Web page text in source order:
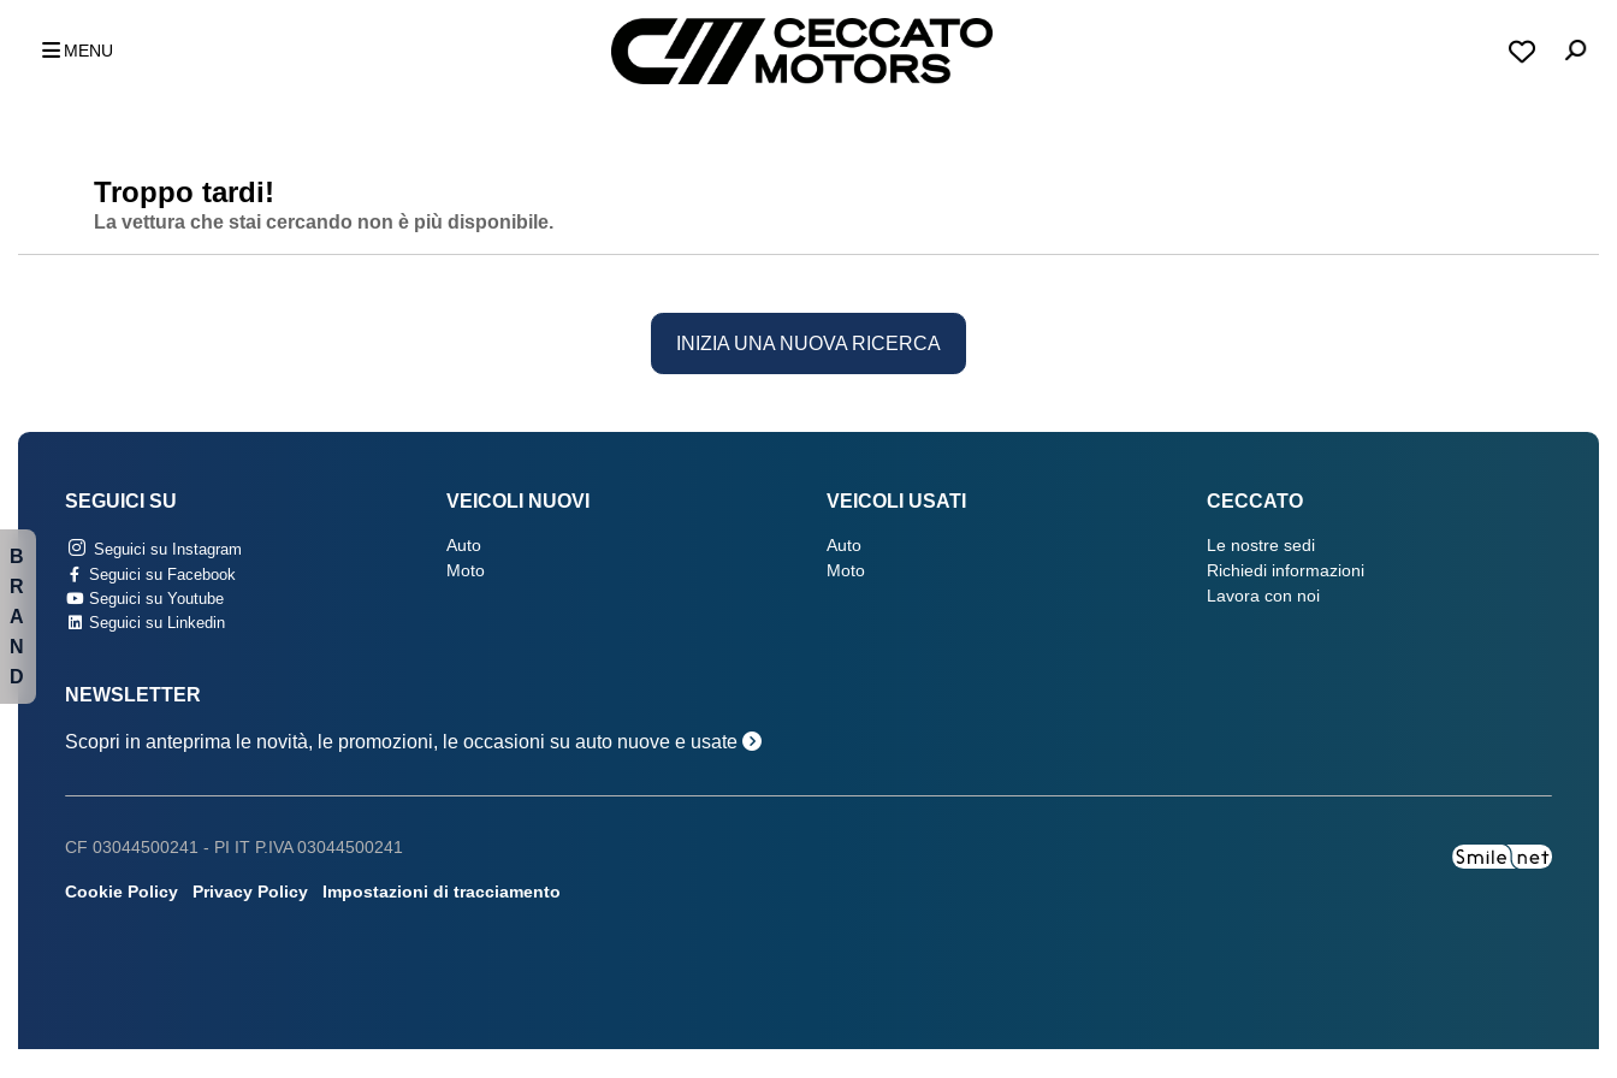
MENU
Troppo tardi!
La vettura che stai cercando non è più disponibile.
INIZIA UNA NUOVA RICERCA
SEGUICI SU
Seguici su Instagram
Seguici su Facebook
Seguici su Youtube
Seguici su Linkedin
VEICOLI NUOVI
Auto
Moto
VEICOLI USATI
Auto
Moto
CECCATO
Le nostre sedi
Richiedi informazioni
Lavora con noi
NEWSLETTER
Scopri in anteprima le novità, le promozioni, le occasioni su auto nuove e usate
CF 03044500241 - PI IT P.IVA 03044500241
Cookie Policy Privacy Policy Impostazioni di tracciamento
B
R
A
N
D